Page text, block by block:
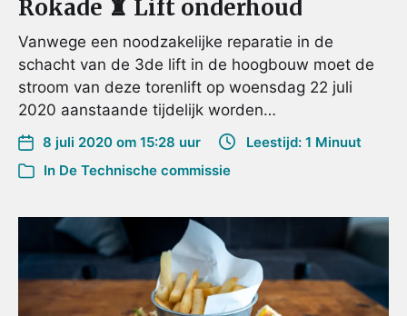
Rokade ♜ Lift onderhoud
Vanwege een noodzakelijke reparatie in de
schacht van de 3de lift in de hoogbouw moet de
stroom van deze torenlift op woensdag 22 juli
2020 aanstaande tijdelijk worden…
8 juli 2020 om 15:28 uur
Leestijd: 1 Minuut
In De Technische commissie